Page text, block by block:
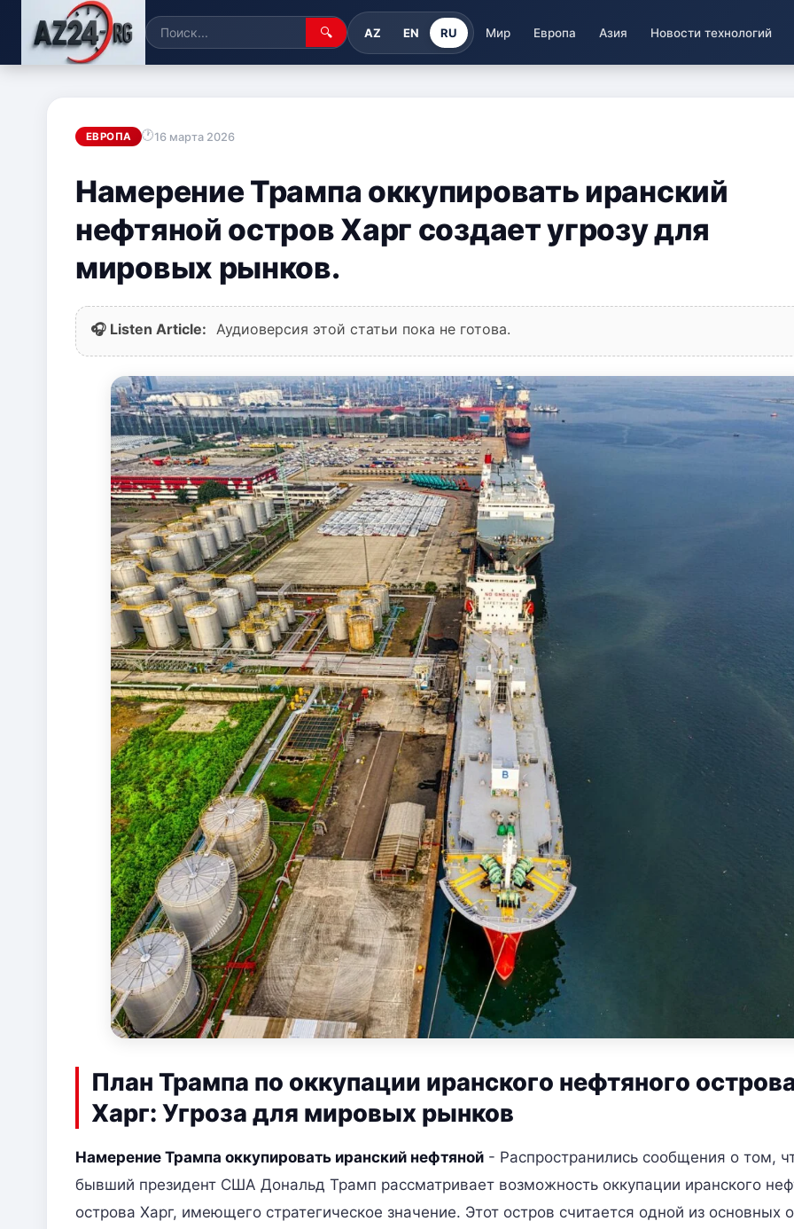
🔍 AZ EN RU Мир Европа Азия Новости технологий
ЕВРОПА 16 марта 2026
Намерение Трампа оккупировать иранский
нефтяной остров Харг создает угрозу для
мировых рынков.
🎧 Listen Article: Аудиоверсия этой статьи пока не готова.
План Трампа по оккупации иранского нефтяного
Харг: Угроза для мировых рынков
Намерение Трампа оккупировать иранский нефтяной - Распространились сообщения о том,
бывший президент США Дональд Трамп рассматривает возможность оккупации иранского
острова Харг, имеющего стратегическое значение. Этот остров считается одной из основных